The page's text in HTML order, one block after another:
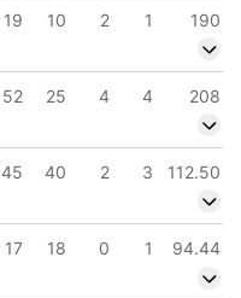
19 10 2 1
190
52 25 4 4
208
45 40 2 3
112.50
17 18 0 1
94.44